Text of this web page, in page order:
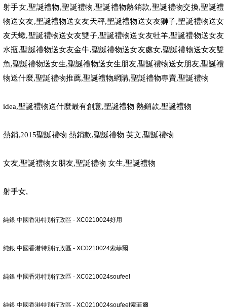
射手女,聖誕禮物,聖誕禮物,聖誕禮物熱銷款,聖誕禮物交換,聖誕禮
物送女友,聖誕禮物送女友天秤,聖誕禮物送女友獅子,聖誕禮物送女
友天蠍,聖誕禮物送女友雙子,聖誕禮物送女友牡羊,聖誕禮物送女友
水瓶,聖誕禮物送女友金牛,聖誕禮物送女友處女,聖誕禮物送女友雙
魚,聖誕禮物送女生,聖誕禮物送女生朋友,聖誕禮物送女朋友,聖誕禮
物送什麼,聖誕禮物推薦,聖誕禮物網購,聖誕禮物專賣,聖誕禮物
idea,聖誕禮物送什麼最有創意,聖誕禮物 熱銷款,聖誕禮物
熱銷,2015聖誕禮物 熱銷款,聖誕禮物 英文,聖誕禮物
女友,聖誕禮物女朋友,聖誕禮物 女生,聖誕禮物
射手女,
純銀 中國香港特別行政區 - XC0210024好用
純銀 中國香港特別行政區 - XC0210024索菲爾
純銀 中國香港特別行政區 - XC0210024soufeel
純銀 中國香港特別行政區 - XC0210024soufeel索菲爾